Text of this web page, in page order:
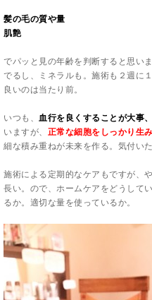
髪の毛の質や量
肌艶
でパッと見の年齢を判断すると思い
でるし、ミネラルも。施術も２週に
良いのは当たり前。
いつも、 血行を良くすることが大事
いますが、 正常な細胞をしっかり生
細な積み重ねが未来を作る。気付い
施術による定期的なケアもですが、
長い。ので、ホームケアをどうして
るか。適切な量を使っているか。